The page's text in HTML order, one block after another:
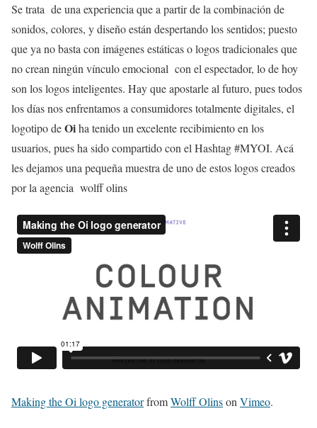
Se trata de una experiencia que a partir de la combinación de
sonidos, colores, y diseño están despertando los sentidos; puesto
que ya no basta con imágenes estáticas o logos tradicionales que
no crean ningún vínculo emocional con el espectador, lo de hoy
son los logos inteligentes. Hay que apostarle al futuro, pues todos
los días nos enfrentamos a consumidores totalmente digitales, el
logotipo deOiha tenido un excelente recibimiento en los
usuarios, pues ha sido compartido con el Hashtag #MYOI. Acá
les dejamos una pequeña muestra de uno de estos logos creados
por la agencia wolff olins
Making the Oi logo generatorfromWolff Olinson Vimeo.